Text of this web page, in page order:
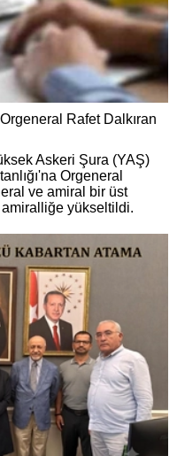
Rafet Dalkıran
Askeri Şura (YAŞ)
Orgeneral
ve amiral bir üst
yükseltildi.